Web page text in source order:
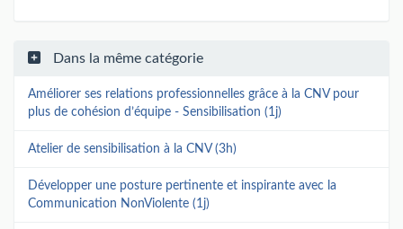
Dans la même catégorie
Améliorer ses relations professionnelles grâce à la CNV pour
plus de cohésion d’équipe - Sensibilisation (1j)
Atelier de sensibilisation à la CNV (3h)
Développer une posture pertinente et inspirante avec la
Communication NonViolente (1j)